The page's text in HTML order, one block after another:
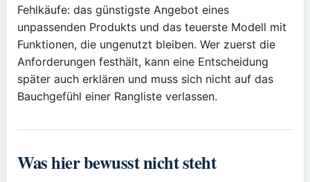
Fehlkäufe: das günstigste Angebot eines
unpassenden Produkts und das teuerste Modell mit
Funktionen, die ungenutzt bleiben. Wer zuerst die
Anforderungen festhält, kann eine Entscheidung
später auch erklären und muss sich nicht auf das
Bauchgefühl einer Rangliste verlassen.
Was hier bewusst nicht steht